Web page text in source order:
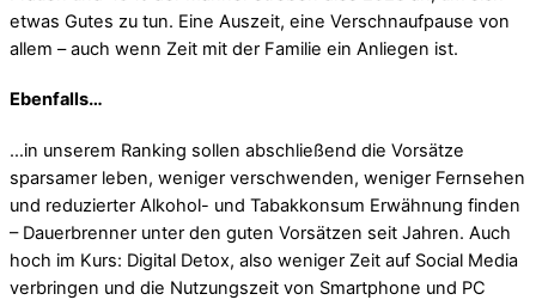
etwas Gutes zu tun. Eine Auszeit, eine Verschnaufpause von
allem – auch wenn Zeit mit der Familie ein Anliegen ist.
Ebenfalls…
…in unserem Ranking sollen abschließend die Vorsätze
sparsamer leben, weniger verschwenden, weniger Fernsehen
und reduzierter Alkohol- und Tabakkonsum Erwähnung finden
– Dauerbrenner unter den guten Vorsätzen seit Jahren. Auch
hoch im Kurs: Digital Detox, also weniger Zeit auf Social Media
verbringen und die Nutzungszeit von Smartphone und PC